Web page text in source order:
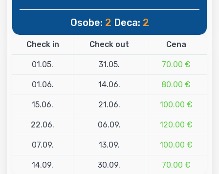
Osobe: 2 Deca: 2
Check in Check out Cena
01.05. 31.05. 70.00 €
01.06. 14.06. 80.00 €
15.06. 21.06. 100.00 €
22.06. 06.09. 120.00 €
07.09. 13.09. 100.00 €
14.09. 30.09. 70.00 €